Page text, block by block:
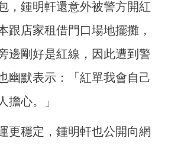
，鍾明軒還意外被警方開紅
跟店家租借門口場地擺攤，
邊剛好是紅線，因此遭到警
幽默表示：「紅單我會自己
擔心。」
更穩定，鍾明軒也公開向網